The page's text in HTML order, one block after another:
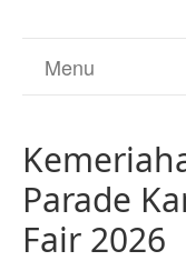
Menu
Parade
Fair 2026